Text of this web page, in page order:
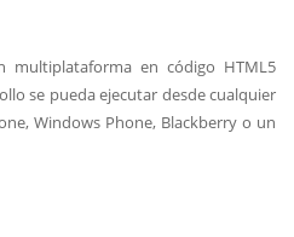
multiplataforma en código HTML5
se pueda ejecutar desde cualquier
Windows Phone, Blackberry o un